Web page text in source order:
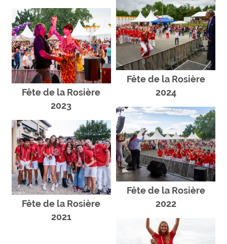
Fête de la Rosière
2024
Fête de la Rosière
2023
Fête de la Rosière
2022
Fête de la Rosière
2021